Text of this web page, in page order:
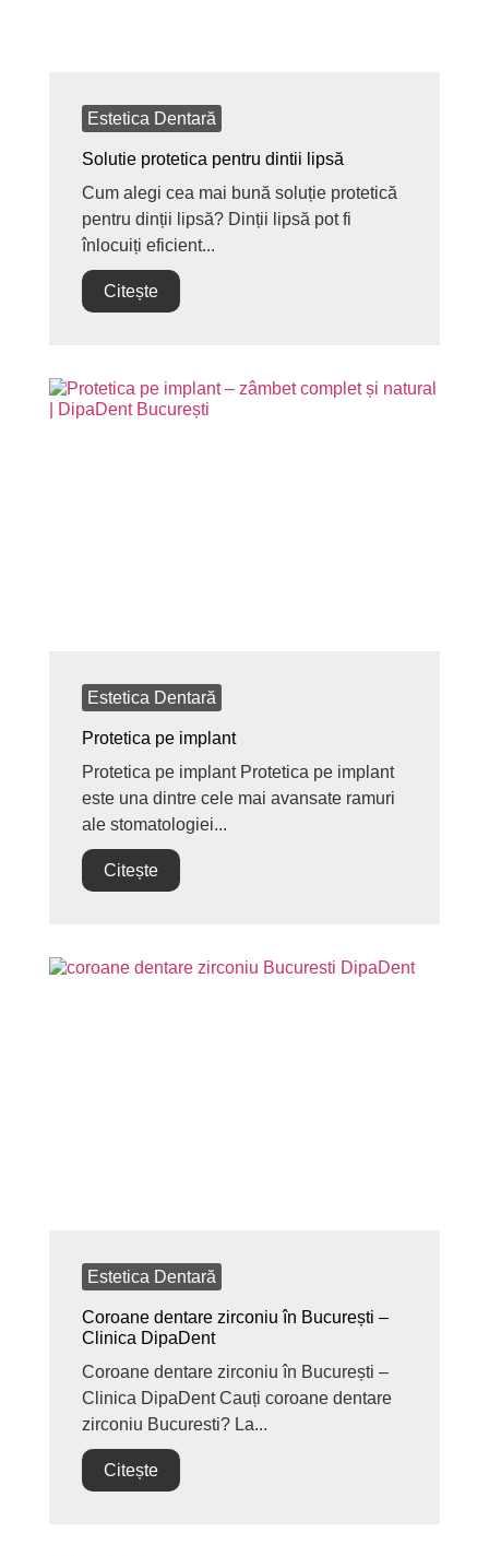
Estetica Dentară
Solutie protetica pentru dintii lipsă
Cum alegi cea mai bună soluție protetică
pentru dinții lipsă? Dinții lipsă pot fi
înlocuiți eficient...
Citește
Estetica Dentară
Protetica pe implant
Protetica pe implant Protetica pe implant
este una dintre cele mai avansate ramuri
ale stomatologiei...
Citește
Estetica Dentară
Coroane dentare zirconiu în București –
Clinica DipaDent
Coroane dentare zirconiu în București –
Clinica DipaDent Cauți coroane dentare
zirconiu Bucuresti? La...
Citește